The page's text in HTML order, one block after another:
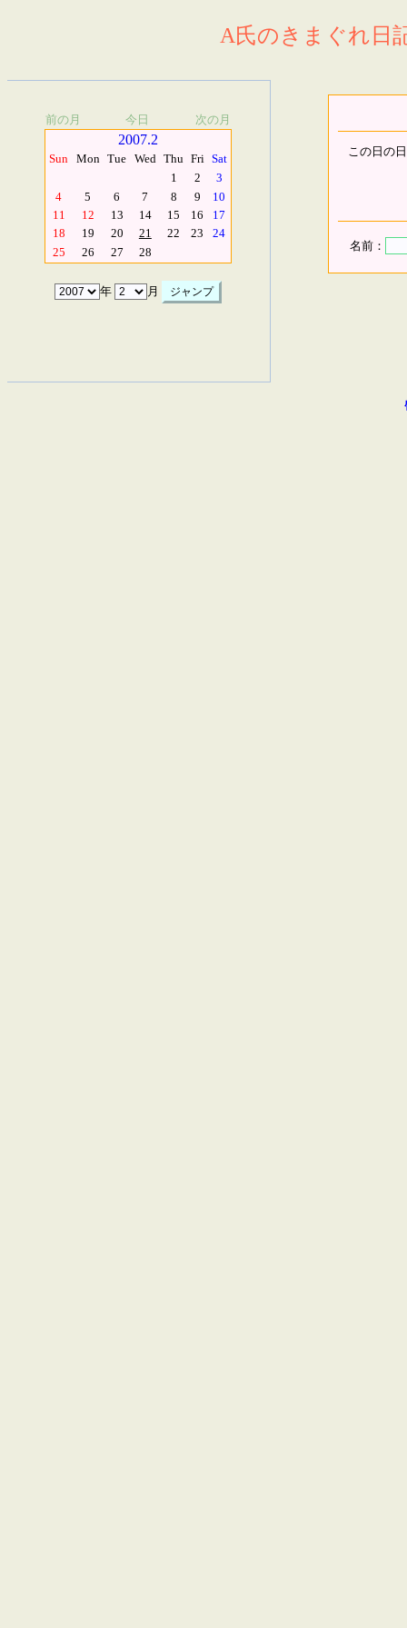
A氏のきまぐれ日
前の月 今日 次の月
2007.2
Sun Mon Tue Wed Thu Fri Sat
1
2
3
4
5 6 7 8 9
10
11
12 13 14 15 16
17
18
19 20 21 22 23
24
25
26 27 28
年 月
この日の
名前：